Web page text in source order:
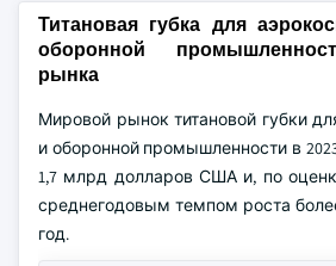
Титановая губка для
оборонной
рынка
Мировой рынок титановой губки
и оборонной промышленности в
1,7 млрд долларов США и, по
среднегодовым темпом роста более
год.